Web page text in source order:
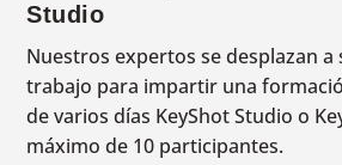
Studio
Nuestros expertos se desplazan a
trabajo para impartir una
de varios días KeyShot Studio o
máximo de 10 participantes.